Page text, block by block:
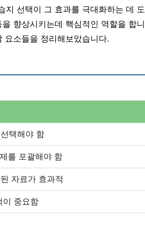
지 선택이 그 효과를 극대화하는 데 도
향상시키는데 핵심적인 역할을 합니
요소들을 정리해보았습니다.
택해야 함
를 포괄해야 함
자료가 효과적
이 중요함